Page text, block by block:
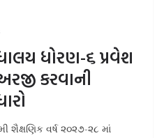
ધોરણ-૬ પ્રવેશ
કરવાની
શૈક્ષણિક વર્ષ ૨૦૨૭-૨૮ માં